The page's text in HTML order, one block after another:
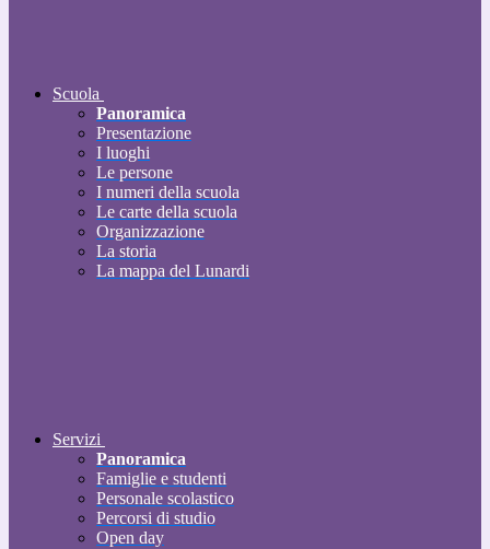
Scuola
Panoramica
Presentazione
I luoghi
Le persone
I numeri della scuola
Le carte della scuola
Organizzazione
La storia
La mappa del Lunardi
Servizi
Panoramica
Famiglie e studenti
Personale scolastico
Percorsi di studio
Open day